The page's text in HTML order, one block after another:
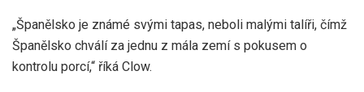
„Španělsko je známé svými tapas, neboli malými talíři, čímž
Španělsko chválí za jednu z mála zemí s pokusem o
kontrolu porcí,“ říká Clow.